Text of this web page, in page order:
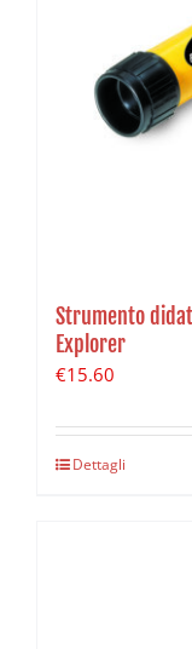
Strumento
Explorer
€15.60
Dettagli